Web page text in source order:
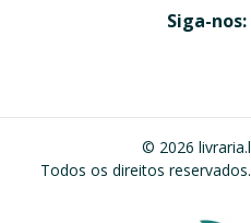
Siga-nos:
© 2026
Todos os direitos reservados.